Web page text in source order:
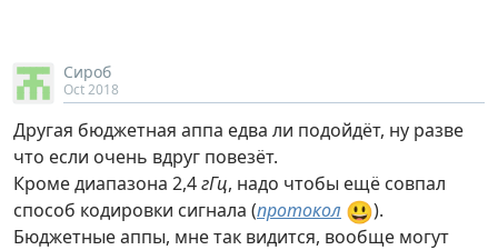
Сироб
Oct 2018
Другая бюджетная аппа едва ли подойдёт, ну разве
что если очень вдруг повезёт.
Кроме диапазона 2,4гГц, надо чтобы ещё совпал
способ кодировки сигнала (протокол 😃).
Бюджетные аппы, мне так видится, вообще могут